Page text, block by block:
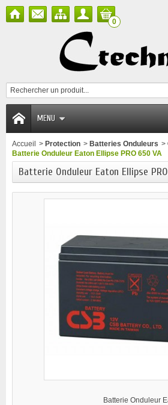
0
MENU
Accueil > Protection > Batteries Onduleurs >
Batterie Onduleur Eaton Ellipse PRO 650 VA
Batterie Onduleur Eaton Ellipse
Batterie Onduleur